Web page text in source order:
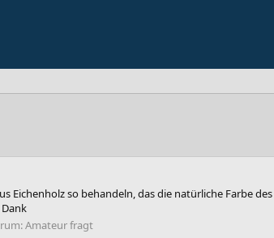
Eichenholz so behandeln, das die natürliche Farbe
Amateur fragt